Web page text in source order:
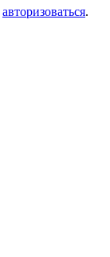
авторизоваться.